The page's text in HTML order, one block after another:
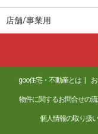
店舗/事業用
goo住宅・不動産とは
物件に関するお問合せの
個人情報の取り扱